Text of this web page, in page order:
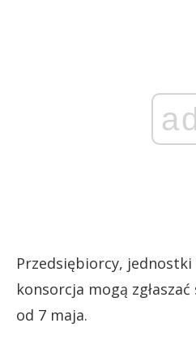
Przedsiębiorcy,
konsorcja mogą
od 7 maja.